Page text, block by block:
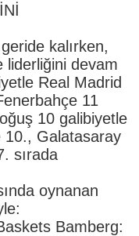
kalırken,
liderliğini devam
Real Madrid
11
10 galibiyetle
10., Galatasaray
sırada
oynanan
Bamberg: